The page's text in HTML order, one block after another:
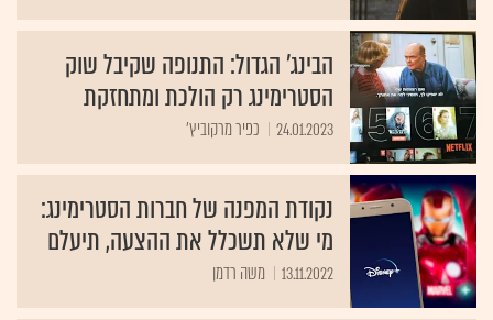
הבינג' הגדול: התנופה שקיבל שוק
הסטרימינג רק הולכת ומתחזקת
24.01.2023 כפיר מרקוביץ'
נקודת המפנה של חברות הסטרימינג:
מי שלא תשכלל את ההצעה, תיעלם
13.11.2022 משה רדמן